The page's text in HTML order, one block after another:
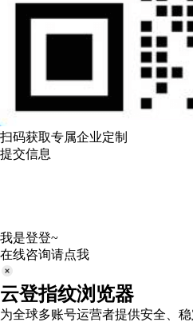
扫码获取专属企业定制
提交信息
我是登登~
在线咨询请点我
云登指纹浏览器
为全球多账号运营者提供安全、